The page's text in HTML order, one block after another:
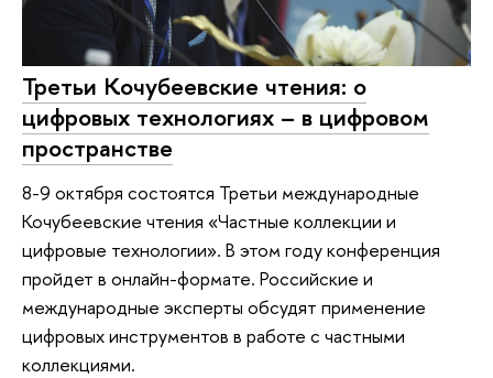
Третьи Кочубеевские чтения: о
цифровых технологиях – в цифровом
пространстве
8-9 октября состоятся Третьи международные
Кочубеевские чтения «Частные коллекции и
цифровые технологии». В этом году конференция
пройдет в онлайн-формате. Российские и
международные эксперты обсудят применение
цифровых инструментов в работе с частными
коллекциями.